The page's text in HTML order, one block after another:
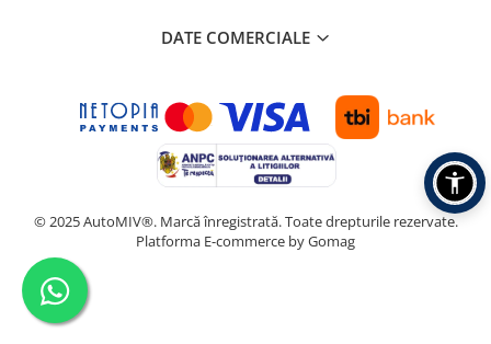
DATE COMERCIALE
© 2025 AutoMIV®. Marcă înregistrată. Toate drepturile rezervate.
Platforma E-commerce by Gomag